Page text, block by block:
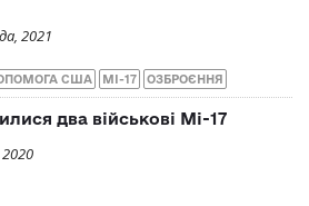
2021
США МІ-17 ОЗБРОЄННЯ
два військові Мі-17